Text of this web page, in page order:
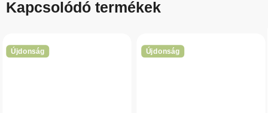
Kapcsolódó termékek
Újdonság Újdonság